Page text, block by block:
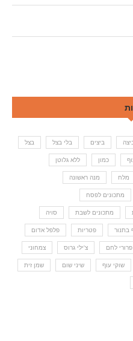
ביצים בלי בצל בצל
כמון ללא גלוטן
מלח מנה ראשונה
מתכונים לפסח
מתכונים לשבת סויה
בתנור פטריות פלפל אדום
פרורי לחם צ'ילי גרוס צמחוני
שוקי עוף שיני שום שמן זית